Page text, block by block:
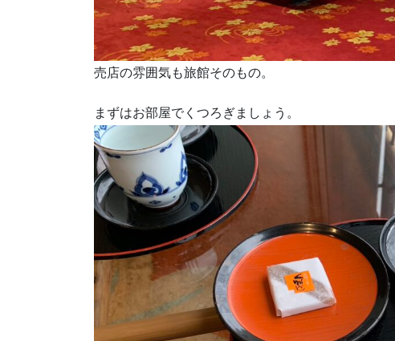
売店の雰囲気も旅館そのもの。
まずはお部屋でくつろぎましょう。